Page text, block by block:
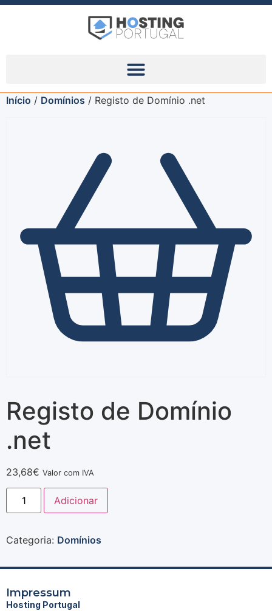
Início / Domínios / Registo de Domínio .net
Registo de Domínio
.net
23,68€ Valor com IVA
Adicionar
Categoria: Domínios
Impressum
Hosting Portugal